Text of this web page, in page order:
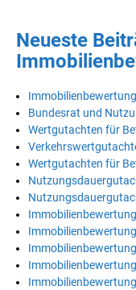
Neueste
Bundesrat und
Wertgutachten für
Wertgutachten für